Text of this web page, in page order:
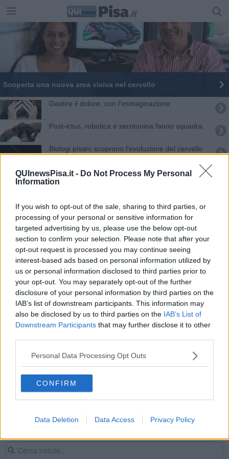
QUInewsPisa.it - Do Not Process My Personal
Information
If you wish to opt-out of the sale, sharing to third parties, or
processing of your personal or sensitive information for
targeted advertising by us, please use the below opt-out
section to confirm your selection. Please note that after your
opt-out request is processed you may continue seeing
interest-based ads based on personal information utilized by
us or personal information disclosed to third parties prior to
your opt-out. You may separately opt-out of the further
disclosure of your personal information by third parties on the
IAB’s list of downstream participants. This information may
also be disclosed by us to third parties on the IAB’s List of
Downstream Participants that may further disclose it to other
Personal Data Processing Opt Outs
CONFIRM
Data Deletion Data Access Privacy Policy
Scoperta una nuova area visiva nel cervello
Gestire il dolore, con l'immaginazione
Post-ictus, robotica e serotonina fanno squadra
Biologi pisani scoprono l'evoluzione del cervello
Riabilitazione, a Pisa si studia l'ipnosi
La scienza conferma, per le emozioni comanda il
cuore
Filmato il cervello stimolato dalla serotonina
Cellule nervose prodotte in laboratorio
Rivoluzionario sistema di riproduzione dei neuroni
Studio pisano rivaluta la plasticità del cervello
Il cervello invecchia per "colpa" di una molecola
Il segreto dei mammiferi placentati
Scoperta pisana (e tutta al femminile) sui bebè
Unipi, studio svela come il cervello può cambiare